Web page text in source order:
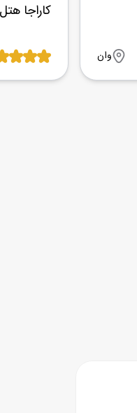
وان
کاراجا هتل